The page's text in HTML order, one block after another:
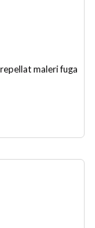
maleri fuga